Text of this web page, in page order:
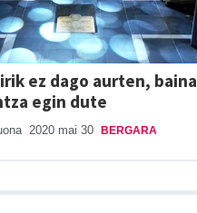
ez dago aurten, baina
egin dute
2020 mai 30 BERGARA